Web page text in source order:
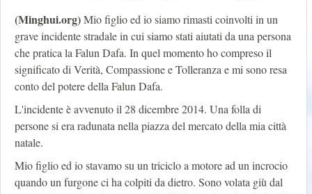
(Minghui.org)Mio figlio ed io siamo rimasti coinvolti in un
grave incidente stradale in cui siamo stati aiutati da una persona
che pratica la Falun Dafa. In quel momento ho compreso il
significato di Verità, Compassione e Tolleranza e mi sono resa
conto del potere della Falun Dafa.
L'incidente è avvenuto il 28 dicembre 2014. Una folla di
persone si era radunata nella piazza del mercato della mia città
natale.
Mio figlio ed io stavamo su un triciclo a motore ad un incrocio
quando un furgone ci ha colpiti da dietro. Sono volata giù dal